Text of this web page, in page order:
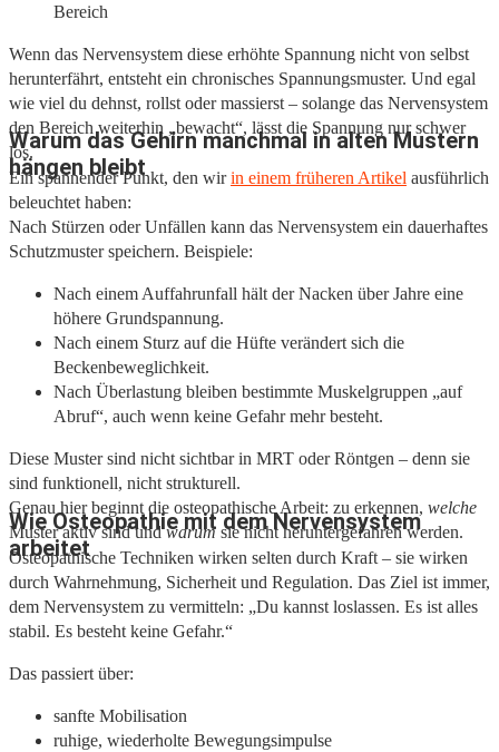
Bereich
Wenn das Nervensystem diese erhöhte Spannung nicht von selbst
herunterfährt, entsteht ein chronisches Spannungsmuster. Und egal
wie viel du dehnst, rollst oder massierst – solange das Nervensystem
den Bereich weiterhin „bewacht“, lässt die Spannung nur schwer
los.
Warum das Gehirn manchmal in alten Mustern
hängen bleibt
Ein spannender Punkt, den wirin einem früheren Artikel ausführlich
beleuchtet haben:
Nach Stürzen oder Unfällen kann das Nervensystem ein dauerhaftes
Schutzmuster speichern. Beispiele:
Nach einem Auffahrunfall hält der Nacken über Jahre eine
höhere Grundspannung.
Nach einem Sturz auf die Hüfte verändert sich die
Beckenbeweglichkeit.
Nach Überlastung bleiben bestimmte Muskelgruppen „auf
Abruf“, auch wenn keine Gefahr mehr besteht.
Diese Muster sind nicht sichtbar in MRT oder Röntgen – denn sie
sind funktionell, nicht strukturell.
Genau hier beginnt die osteopathische Arbeit: zu erkennen, welche
Muster aktiv sind undwarum sie nicht heruntergefahren werden.
Wie Osteopathie mit dem Nervensystem
arbeitet
Osteopathische Techniken wirken selten durch Kraft – sie wirken
durch Wahrnehmung, Sicherheit und Regulation. Das Ziel ist immer,
dem Nervensystem zu vermitteln: „Du kannst loslassen. Es ist alles
stabil. Es besteht keine Gefahr.“
Das passiert über:
sanfte Mobilisation
ruhige, wiederholte Bewegungsimpulse